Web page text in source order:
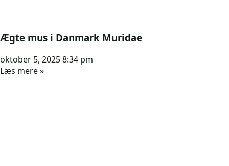
Ægte mus i Danmark Muridae
oktober 5, 20258:34 pm
Læs mere »